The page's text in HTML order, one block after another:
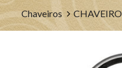
Chaveiros